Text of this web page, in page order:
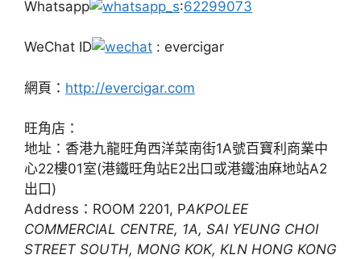
Whatsapp :62299073
WeChat ID : evercigar
網頁： http://evercigar.com
旺角店：
地址：香港九龍旺角西洋菜南街1A號百寶利商業中
心22樓01室(港鐵旺角站E2出口或港鐵油麻地站A2
出口)
Address：ROOM 2201, PAKPOLEE
COMMERCIAL CENTRE, 1A, SAI YEUNG CHOI
STREET SOUTH, MONG KOK, KLN HONG KONG